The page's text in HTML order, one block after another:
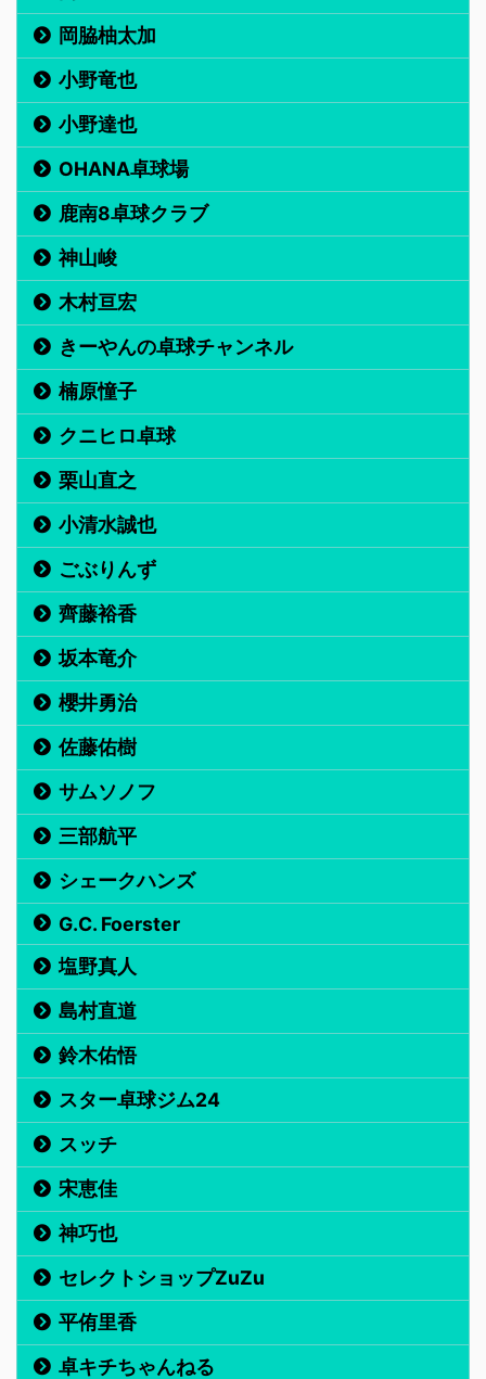
岡脇柚太加
小野竜也
小野達也
OHANA卓球場
鹿南8卓球クラブ
神山峻
木村亘宏
きーやんの卓球チャンネル
楠原憧子
クニヒロ卓球
栗山直之
小清水誠也
ごぶりんず
齊藤裕香
坂本竜介
櫻井勇治
佐藤佑樹
サムソノフ
三部航平
シェークハンズ
G.C. Foerster
塩野真人
島村直道
鈴木佑悟
スター卓球ジム24
スッチ
宋恵佳
神巧也
セレクトショップZuZu
平侑里香
卓キチちゃんねる